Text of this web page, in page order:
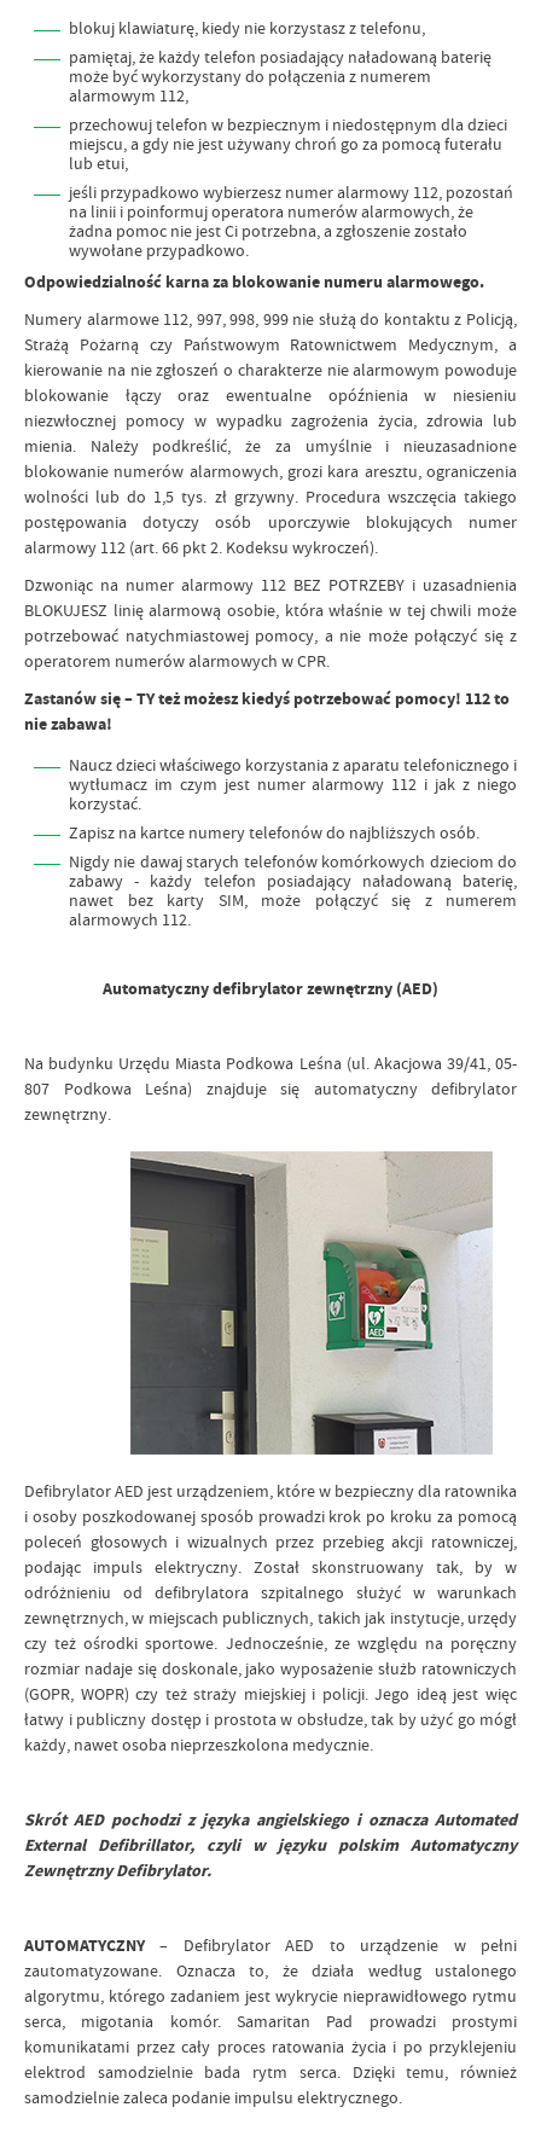
blokuj klawiaturę, kiedy nie korzystasz z telefonu,
pamiętaj, że każdy telefon posiadający naładowaną baterię
może być wykorzystany do połączenia z numerem
alarmowym 112,
przechowuj telefon w bezpiecznym i niedostępnym dla dzieci
miejscu, a gdy nie jest używany chroń go za pomocą futerału
lub etui,
jeśli przypadkowo wybierzesz numer alarmowy 112, pozostań
na linii i poinformuj operatora numerów alarmowych, że
żadna pomoc nie jest Ci potrzebna, a zgłoszenie zostało
wywołane przypadkowo.
Odpowiedzialność karna za blokowanie numeru alarmowego.
Numery alarmowe 112, 997, 998, 999 nie służą do kontaktu z Policją,
Strażą Pożarną czy Państwowym Ratownictwem Medycznym, a
kierowanie na nie zgłoszeń o charakterze nie alarmowym powoduje
blokowanie łączy oraz ewentualne opóźnienia w niesieniu
niezwłocznej pomocy w wypadku zagrożenia życia, zdrowia lub
mienia. Należy podkreślić, że za umyślnie i nieuzasadnione
blokowanie numerów alarmowych, grozi kara aresztu, ograniczenia
wolności lub do 1,5 tys. zł grzywny. Procedura wszczęcia takiego
postępowania dotyczy osób uporczywie blokujących numer
alarmowy 112 (art. 66 pkt 2. Kodeksu wykroczeń).
Dzwoniąc na numer alarmowy 112 BEZ POTRZEBY i uzasadnienia
BLOKUJESZ linię alarmową osobie, która właśnie w tej chwili może
potrzebować natychmiastowej pomocy, a nie może połączyć się z
operatorem numerów alarmowych w CPR.
Zastanów się – TY też możesz kiedyś potrzebować pomocy! 112 to
nie zabawa!
Naucz dzieci właściwego korzystania z aparatu telefonicznego i
wytłumacz im czym jest numer alarmowy 112 i jak z niego
korzystać.
Zapisz na kartce numery telefonów do najbliższych osób.
Nigdy nie dawaj starych telefonów komórkowych dzieciom do
zabawy - każdy telefon posiadający naładowaną baterię,
nawet bez karty SIM, może połączyć się z numerem
alarmowych 112.
Automatyczny defibrylator zewnętrzny (AED)
Na budynku Urzędu Miasta Podkowa Leśna (ul. Akacjowa 39/41, 05-
807 Podkowa Leśna) znajduje się automatyczny defibrylator
zewnętrzny.
Defibrylator AED jest urządzeniem, które w bezpieczny dla ratownika
i osoby poszkodowanej sposób prowadzi krok po kroku za pomocą
poleceń głosowych i wizualnych przez przebieg akcji ratowniczej,
podając impuls elektryczny. Został skonstruowany tak, by w
odróżnieniu od defibrylatora szpitalnego służyć w warunkach
zewnętrznych, w miejscach publicznych, takich jak instytucje, urzędy
czy też ośrodki sportowe. Jednocześnie, ze względu na poręczny
rozmiar nadaje się doskonale, jako wyposażenie służb ratowniczych
(GOPR, WOPR) czy też straży miejskiej i policji. Jego ideą jest więc
łatwy i publiczny dostęp i prostota w obsłudze, tak by użyć go mógł
każdy, nawet osoba nieprzeszkolona medycznie.
Skrót AED pochodzi z języka angielskiego i oznacza Automated
External Defibrillator, czyli w języku polskim Automatyczny
Zewnętrzny Defibrylator.
AUTOMATYCZNY– Defibrylator AED to urządzenie w pełni
zautomatyzowane. Oznacza to, że działa według ustalonego
algorytmu, którego zadaniem jest wykrycie nieprawidłowego rytmu
serca, migotania komór. Samaritan Pad prowadzi prostymi
komunikatami przez cały proces ratowania życia i po przyklejeniu
elektrod samodzielnie bada rytm serca. Dzięki temu, również
samodzielnie zaleca podanie impulsu elektrycznego.